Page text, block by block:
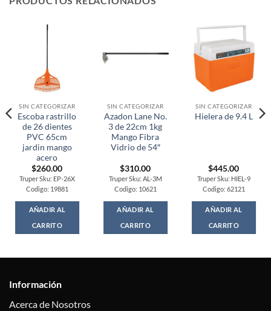
SIN CATEGORIZAR
Escoba rastrillo
de 26 dientes
PVC 65cm
jardin mango
acero
$260.00
Truper Sku: EP-26X
Codigo: 19881
AÑADIR AL
CARRITO
SIN CATEGORIZAR
Azadon Lane No.
3 de 22cm 1kg
Mango Fibra
Vidrio de 54″
$310.00
Truper Sku: AL-3M
Codigo: 10621
AÑADIR AL
CARRITO
SIN CATEGORIZAR
Hielera de 9.4 L
$445.00
Truper Sku: HIEL-9
Codigo: 62121
AÑADIR AL
CARRITO
Información
Acerca de Nosotros